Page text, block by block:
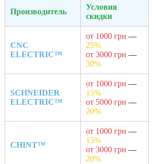
Производитель
Условия
скидки
CNC
ELECTRIC™
от 1000 грн —
25%
от 3000 грн —
30%
SCHNEIDER
ELECTRIC™
от 1000 грн —
15%
от 5000 грн —
20%
CHINT™
от 1000 грн —
15%
от 3000 грн —
20%